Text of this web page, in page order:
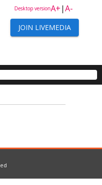
A+|A-
Desktop version
JOIN LIVEMEDIA